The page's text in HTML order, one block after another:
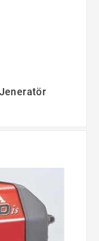
Jeneratör